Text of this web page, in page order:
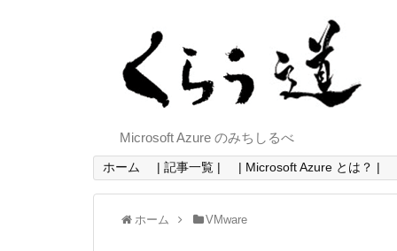
Microsoft Azure のみちしるべ
ホーム | 記事一覧 | | Microsoft Azure とは？ |
ホーム VMware